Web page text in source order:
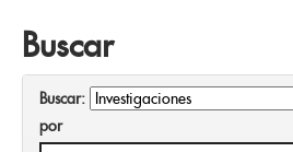
Buscar
Buscar:
por